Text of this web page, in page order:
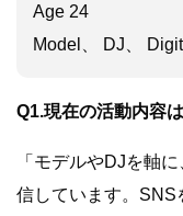
Age 24
Model、 DJ、
Q1.現在の活動内容
「モデルやDJを軸
信しています。SNS